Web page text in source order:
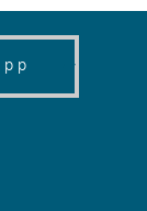
(opens in